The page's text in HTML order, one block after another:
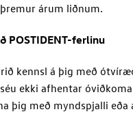
árum liðnum.
POSTIDENT-ferlinu
kennsl á þig með
ekki afhentar
þig með myndspjalli